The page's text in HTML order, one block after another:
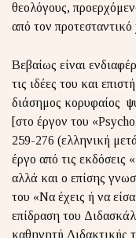
θεολόγους,
από τον
Βεβαίως είναι
τις ιδέες του και
διάσημος κορυφαίος
[στο έργον του
259-276 (ελληνική
έργο από τις εκδόσεις
αλλά και ο επίσης
του «Να έχεις ή να
επίδραση του
καθηγητή Διδακτικής